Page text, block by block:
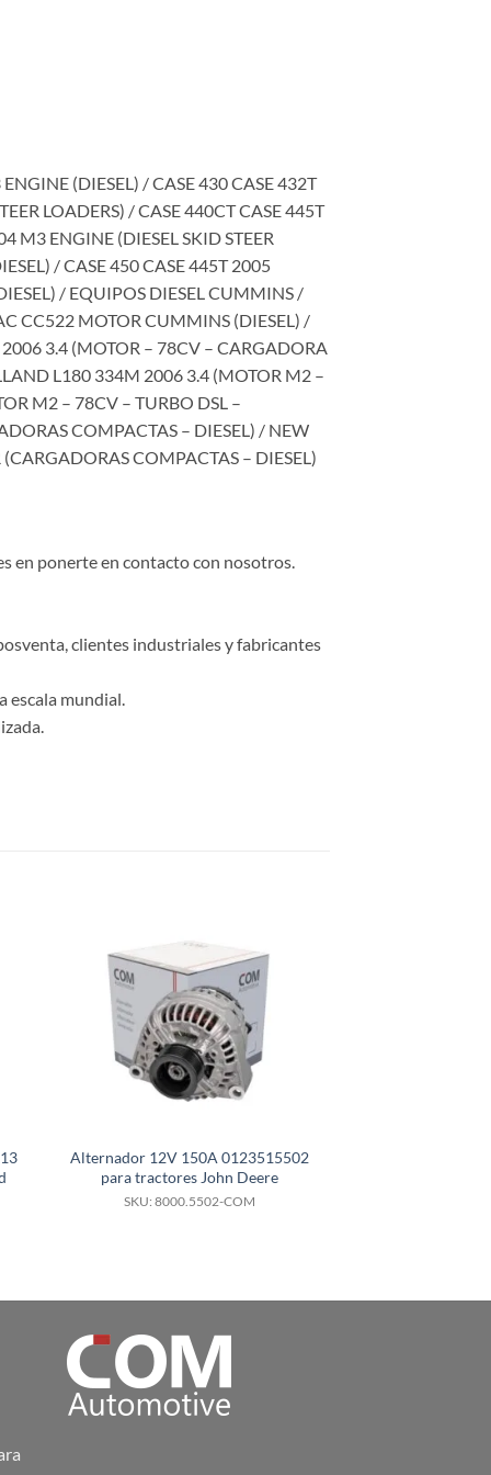
(DIESEL) / CASE 430 CASE 432T
LOADERS) / CASE 440CT CASE 445T
M3 ENGINE (DIESEL SKID STEER
/ CASE 450 CASE 445T 2005
/ EQUIPOS DIESEL CUMMINS /
CC522 MOTOR CUMMINS (DIESEL) /
3.4 (MOTOR – 78CV – CARGADORA
L180 334M 2006 3.4 (MOTOR M2 –
M2 – 78CV – TURBO DSL –
COMPACTAS – DIESEL) / NEW
COMPACTAS – DIESEL)
en ponerte en contacto con nosotros.
clientes industriales y fabricantes
escala mundial.
Alternador 12V 150A 0123515502
para tractores John Deere
SKU: 8000.5502-COM